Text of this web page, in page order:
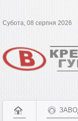
Субота, 08 серпня 2026